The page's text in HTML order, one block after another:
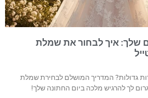
שלך: איך לבחור את שמלת
גדולות? המדריך המושלם לבחירת שמלת
לך להרגיש מלכה ביום החתונה שלך!